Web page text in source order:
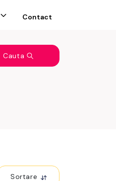
Contact
Cauta
Sortare